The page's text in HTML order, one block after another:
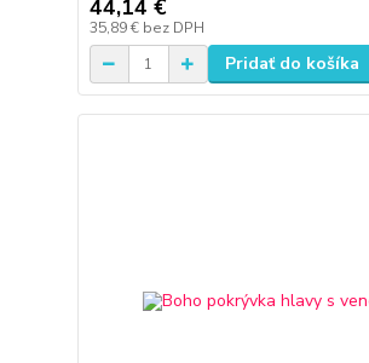
44,14 €
35,89 € bez DPH
Pridať do košíka